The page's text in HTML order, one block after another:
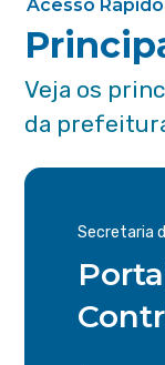
Acesso Rápido
Veja os
da
Secretaria